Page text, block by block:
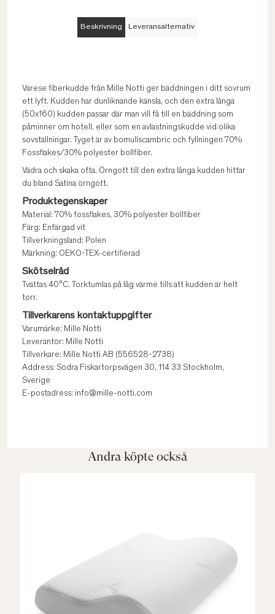
Beskrivning Leveransalternativ
Varese fiberkudde från Mille Notti ger bäddningen i ditt sovrum
ett lyft. Kudden har dunliknande känsla, och den extra långa
(50x160) kudden passar där man vill få till en bäddning som
påminner om hotell, eller som en avlastningskudde vid olika
sovställningar. Tyget är av bomullscambric och fyllningen 70%
Fossflakes/30% polyester bollfiber.
Vädra och skaka ofta. Örngott till den extra långa kudden hittar
du bland Satina örngott.
Produktegenskaper
Material: 70% fossflakes, 30% polyester bollfiber
Färg: Enfärgad vit
Tillverkningsland: Polen
Märkning: OEKO-TEX-certifierad
Skötselråd
Tvättas 40°C. Torktumlas på låg värme tills att kudden är helt
torr.
Tillverkarens kontaktuppgifter
Varumärke: Mille Notti
Leverantör: Mille Notti
Tillverkare: Mille Notti AB (556528-2738)
Address: Södra Fiskartorpsvägen 30, 114 33 Stockholm,
Sverige
E-postadress: info@mille-notti.com
Andra köpte också